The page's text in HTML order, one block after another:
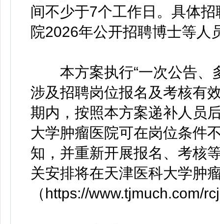
间不少于7个工作日。具体
院2026年公开招聘博士等人
本方案执行“一次公告、
涉及招聘岗位报名及考核有
期内，按照本方案递补人员
大学肿瘤医院可在岗位条件
知，并重新开展报名、考核
关安排将在天津医科大学肿
（https://www.tjmuch.com/